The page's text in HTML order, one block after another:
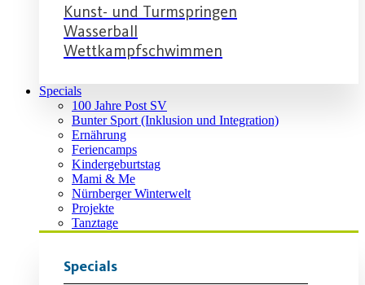
Kunst- und Turmspringen
Wasserball
Wettkampfschwimmen
Specials
100 Jahre Post SV
Bunter Sport (Inklusion und Integration)
Ernährung
Feriencamps
Kindergeburtstag
Mami & Me
Nürnberger Winterwelt
Projekte
Tanztage
Specials